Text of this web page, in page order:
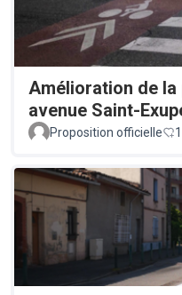
Amélioration de
avenue Saint-
Proposition officielle 1